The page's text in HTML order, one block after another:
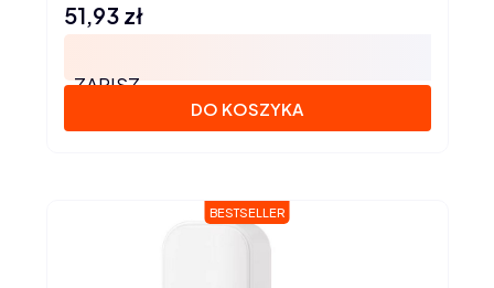
Cena
51,93 zł
ZAPISZ
DO KOSZYKA
BESTSELLER